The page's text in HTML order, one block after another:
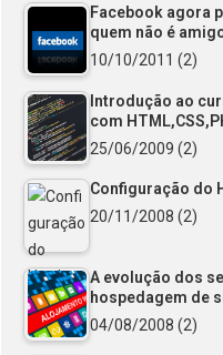
Facebook agora
quem não é
10/10/2011 (2)
Introdução ao
com
25/06/2009 (2)
Configuração do
20/11/2008 (2)
A evolução dos
hospedagem de
04/08/2008 (2)